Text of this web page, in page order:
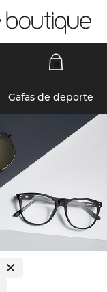
Gafas de deporte